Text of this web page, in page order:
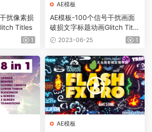
扰像素损
Titles
1
AE模板
AE模板-100个信号干扰画面
破损文字标题动画Glitch Title
s Pack
2023-06-25 1
AE模板